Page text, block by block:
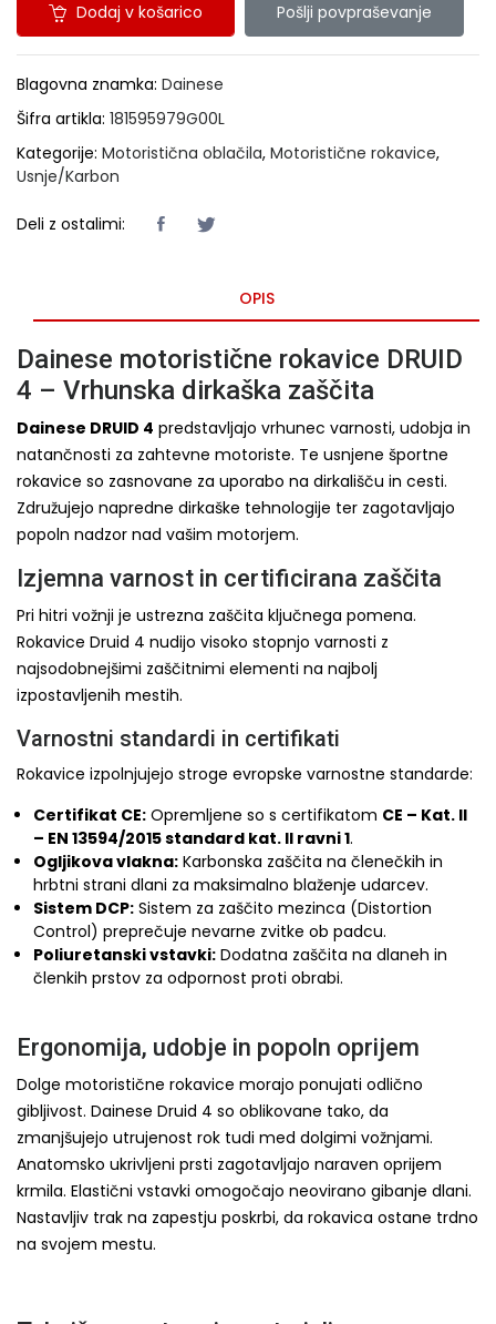
Dodaj v košarico Pošlji povpraševanje
Blagovna znamka: Dainese
Šifra artikla: 181595979G00L
Kategorije: Motoristična oblačila, Motoristične rokavice,
Usnje/Karbon
Deli z ostalimi:
OPIS
Dainese motoristične rokavice DRUID
4 – Vrhunska dirkaška zaščita
Dainese DRUID 4 predstavljajo vrhunec varnosti, udobja in
natančnosti za zahtevne motoriste. Te usnjene športne
rokavice so zasnovane za uporabo na dirkališču in cesti.
Združujejo napredne dirkaške tehnologije ter zagotavljajo
popoln nadzor nad vašim motorjem.
Izjemna varnost in certificirana zaščita
Pri hitri vožnji je ustrezna zaščita ključnega pomena.
Rokavice Druid 4 nudijo visoko stopnjo varnosti z
najsodobnejšimi zaščitnimi elementi na najbolj
izpostavljenih mestih.
Varnostni standardi in certifikati
Rokavice izpolnjujejo stroge evropske varnostne standarde:
Certifikat CE: Opremljene so s certifikatom CE – Kat. II
– EN 13594/2015 standard kat. II ravni 1.
Ogljikova vlakna: Karbonska zaščita na členečkih in
hrbtni strani dlani za maksimalno blaženje udarcev.
Sistem DCP: Sistem za zaščito mezinca (Distortion
Control) preprečuje nevarne zvitke ob padcu.
Poliuretanski vstavki: Dodatna zaščita na dlaneh in
členkih prstov za odpornost proti obrabi.
Ergonomija, udobje in popoln oprijem
Dolge motoristične rokavice morajo ponujati odlično
gibljivost. Dainese Druid 4 so oblikovane tako, da
zmanjšujejo utrujenost rok tudi med dolgimi vožnjami.
Anatomsko ukrivljeni prsti zagotavljajo naraven oprijem
krmila. Elastični vstavki omogočajo neovirano gibanje dlani.
Nastavljiv trak na zapestju poskrbi, da rokavica ostane trdno
na svojem mestu.